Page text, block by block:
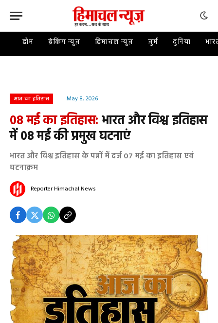
होम ब्रेकिंग न्यूज़ हिमाचल न्यूज़ जुर्म दुनिया
आज का इतिहास May 8, 2026
08 मई का इतिहास:भारत और विश्व इतिहास
में 08 मई की प्रमुख घटनाएं
भारत और विश्व इतिहास के पन्नों में दर्ज 07 मई का इतिहास एवं
घटनाक्रम
ReporterHimachal News